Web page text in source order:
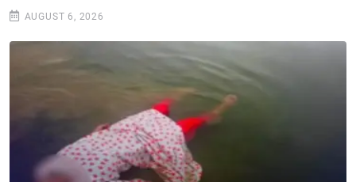
AUGUST 6, 2026